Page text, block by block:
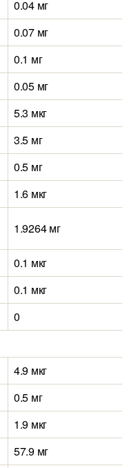
0.04 мг
0.07 мг
0.1 мг
0.05 мг
5.3 мкг
3.5 мг
0.5 мг
1.6 мкг
1.9264 мг
0.1 мкг
0.1 мкг
0
4.9 мкг
0.5 мг
1.9 мкг
57.9 мг